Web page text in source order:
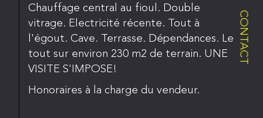
CONTACT
Chauffage central au fioul. Double
vitrage. Electricité récente. Tout à
l'égout. Cave. Terrasse. Dépendances. Le
tout sur environ 230 m2 de terrain. UNE
VISITE S'IMPOSE!
Honoraires à la charge du vendeur.